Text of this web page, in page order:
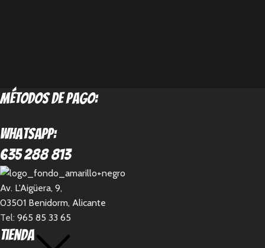
métodos de pago:
Whatsapp:
635 288 813
Av. L'Aigüera, 9,
03501 Benidorm, Alicante
Tel: 965 85 33 65
Tienda